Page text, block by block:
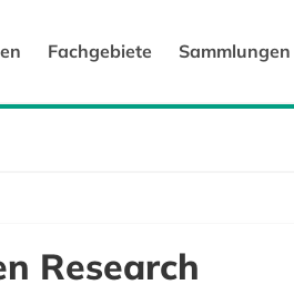
Fachgebiete Sammlungen
Research